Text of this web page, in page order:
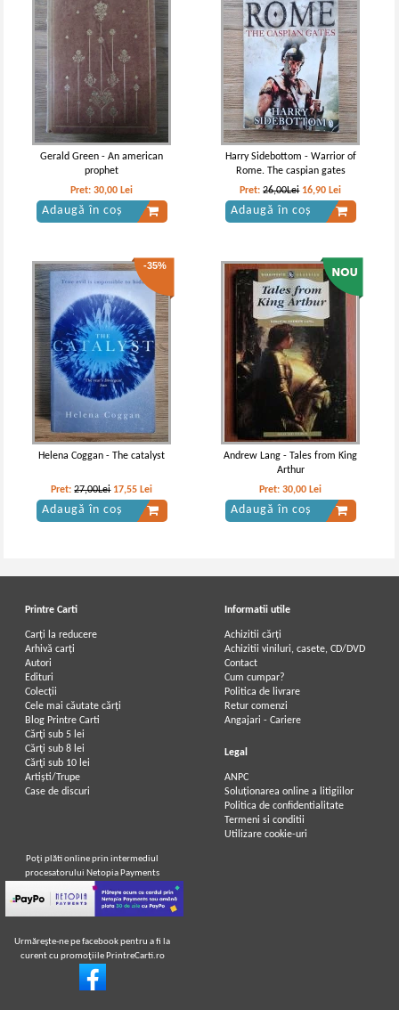
Gerald Green - An american
prophet
Pret:30,00 Lei
Adaugă în coș
Harry Sidebottom - Warrior of
Rome. The caspian gates
Pret:26,00Lei 16,90 Lei
Adaugă în coș
-35%
Helena Coggan - The catalyst
Pret:27,00Lei 17,55 Lei
Adaugă în coș
Andrew Lang - Tales from King
Arthur
Pret:30,00 Lei
Adaugă în coș
Printre Carti
Carți la reducere
Arhivă carți
Autori
Edituri
Colecții
Cele mai căutate cărți
Blog Printre Carti
Cărţi sub 5 lei
Cărţi sub 8 lei
Cărţi sub 10 lei
Artiști/Trupe
Case de discuri
Informatii utile
Achizitii cărți
Achizitii viniluri, casete, CD/DVD
Contact
Cum cumpar?
Politica de livrare
Retur comenzi
Angajari - Cariere
Legal
ANPC
Soluționarea online a litigiilor
Politica de confidentialitate
Termeni si conditii
Utilizare cookie-uri
Poţi plăti online prin intermediul
procesatorului Netopia Payments
Urmăreşte-ne pe facebook pentru a fi la
curent cu promoţiile PrintreCarti.ro